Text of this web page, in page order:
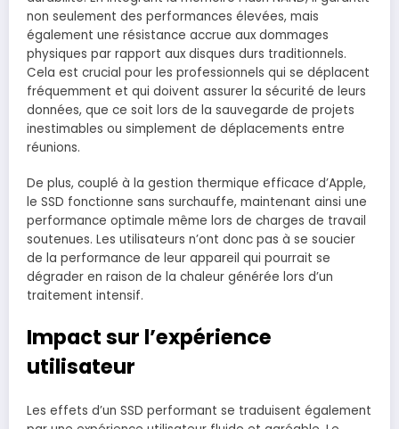
non seulement des performances élevées, mais
également une résistance accrue aux dommages
physiques par rapport aux disques durs traditionnels.
Cela est crucial pour les professionnels qui se déplacent
fréquemment et qui doivent assurer la sécurité de leurs
données, que ce soit lors de la sauvegarde de projets
inestimables ou simplement de déplacements entre
réunions.
De plus, couplé à la gestion thermique efficace d’Apple,
le SSD fonctionne sans surchauffe, maintenant ainsi une
performance optimale même lors de charges de travail
soutenues. Les utilisateurs n’ont donc pas à se soucier
de la performance de leur appareil qui pourrait se
dégrader en raison de la chaleur générée lors d’un
traitement intensif.
Impact sur l’expérience
utilisateur
Les effets d’un SSD performant se traduisent également